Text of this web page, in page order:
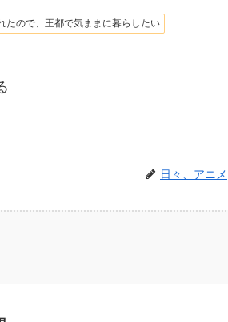
たので、王都で気ままに暮らしたい
日々、アニメ